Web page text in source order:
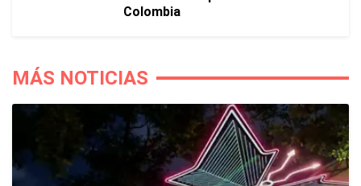
Colombia
MÁS NOTICIAS